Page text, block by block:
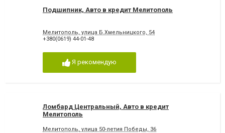
Подшипник, Авто в кредит Мелитополь
Мелитополь, улица Б.Хмельницкого, 54
+380(0619) 44-01-48
Я рекомендую
Ломбард Центральный, Авто в кредит
Мелитополь
Мелитополь, улица 50-летия Победы, 36